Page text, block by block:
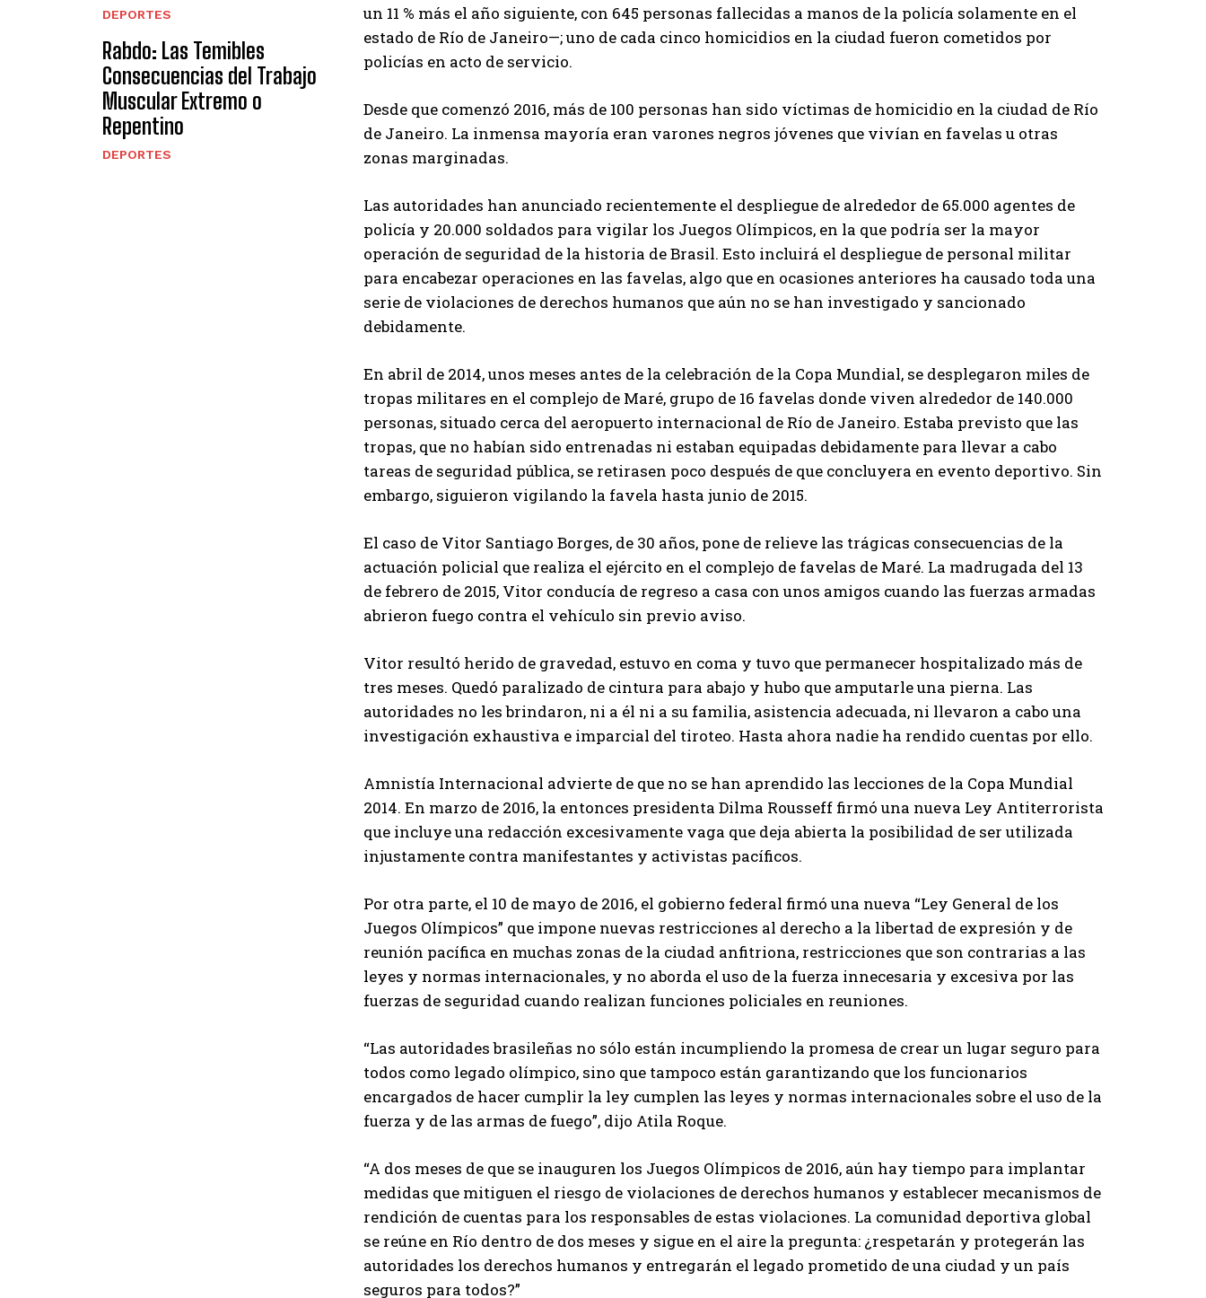
DEPORTES
Rabdo: Las Temibles
Consecuencias del Trabajo
Muscular Extremo o
Repentino
DEPORTES
un 11 % más el año siguiente, con 645 personas fallecidas a manos de la policía solamente en el
estado de Río de Janeiro—; uno de cada cinco homicidios en la ciudad fueron cometidos por
policías en acto de servicio.
Desde que comenzó 2016, más de 100 personas han sido víctimas de homicidio en la ciudad de Río
de Janeiro. La inmensa mayoría eran varones negros jóvenes que vivían en favelas u otras
zonas marginadas.
Las autoridades han anunciado recientemente el despliegue de alrededor de 65.000 agentes de
policía y 20.000 soldados para vigilar los Juegos Olímpicos, en la que podría ser la mayor
operación de seguridad de la historia de Brasil. Esto incluirá el despliegue de personal militar
para encabezar operaciones en las favelas, algo que en ocasiones anteriores ha causado toda una
serie de violaciones de derechos humanos que aún no se han investigado y sancionado
debidamente.
En abril de 2014, unos meses antes de la celebración de la Copa Mundial, se desplegaron miles de
tropas militares en el complejo de Maré, grupo de 16 favelas donde viven alrededor de 140.000
personas, situado cerca del aeropuerto internacional de Río de Janeiro. Estaba previsto que las
tropas, que no habían sido entrenadas ni estaban equipadas debidamente para llevar a cabo
tareas de seguridad pública, se retirasen poco después de que concluyera en evento deportivo. Sin
embargo, siguieron vigilando la favela hasta junio de 2015.
El caso de Vitor Santiago Borges, de 30 años, pone de relieve las trágicas consecuencias de la
actuación policial que realiza el ejército en el complejo de favelas de Maré. La madrugada del 13
de febrero de 2015, Vitor conducía de regreso a casa con unos amigos cuando las fuerzas armadas
abrieron fuego contra el vehículo sin previo aviso.
Vitor resultó herido de gravedad, estuvo en coma y tuvo que permanecer hospitalizado más de
tres meses. Quedó paralizado de cintura para abajo y hubo que amputarle una pierna. Las
autoridades no les brindaron, ni a él ni a su familia, asistencia adecuada, ni llevaron a cabo una
investigación exhaustiva e imparcial del tiroteo. Hasta ahora nadie ha rendido cuentas por ello.
Amnistía Internacional advierte de que no se han aprendido las lecciones de la Copa Mundial
2014. En marzo de 2016, la entonces presidenta Dilma Rousseff firmó una nueva Ley Antiterrorista
que incluye una redacción excesivamente vaga que deja abierta la posibilidad de ser utilizada
injustamente contra manifestantes y activistas pacíficos.
Por otra parte, el 10 de mayo de 2016, el gobierno federal firmó una nueva “Ley General de los
Juegos Olímpicos” que impone nuevas restricciones al derecho a la libertad de expresión y de
reunión pacífica en muchas zonas de la ciudad anfitriona, restricciones que son contrarias a las
leyes y normas internacionales, y no aborda el uso de la fuerza innecesaria y excesiva por las
fuerzas de seguridad cuando realizan funciones policiales en reuniones.
“Las autoridades brasileñas no sólo están incumpliendo la promesa de crear un lugar seguro para
todos como legado olímpico, sino que tampoco están garantizando que los funcionarios
encargados de hacer cumplir la ley cumplen las leyes y normas internacionales sobre el uso de la
fuerza y de las armas de fuego”, dijo Atila Roque.
“A dos meses de que se inauguren los Juegos Olímpicos de 2016, aún hay tiempo para implantar
medidas que mitiguen el riesgo de violaciones de derechos humanos y establecer mecanismos de
rendición de cuentas para los responsables de estas violaciones. La comunidad deportiva global
se reúne en Río dentro de dos meses y sigue en el aire la pregunta: ¿respetarán y protegerán las
autoridades los derechos humanos y entregarán el legado prometido de una ciudad y un país
seguros para todos?”